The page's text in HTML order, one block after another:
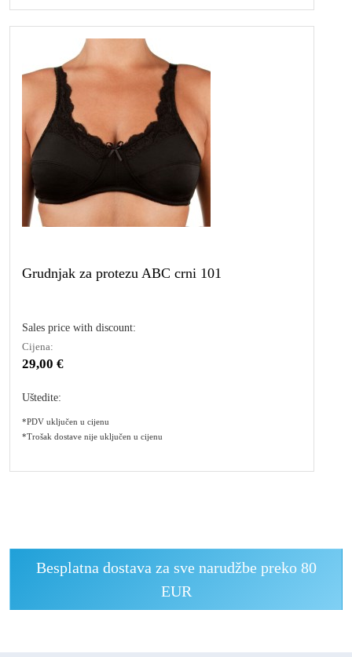
Grudnjak za protezu ABC crni 101
Sales price with discount:
Cijena:
29,00 €
Uštedite:
*PDV uključen u cijenu
*Trošak dostave nije uključen u cijenu
Besplatna dostava za sve narudžbe preko 80
EUR